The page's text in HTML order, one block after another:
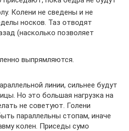
Колени не сведены и не
носков. Таз отводят
(насколько позволяет
выпрямляются.
линии, сильнее будут
Но это большая нагрузка на
не советуют. Голени
параллельны стопам, иначе
колен. Приседы сумо